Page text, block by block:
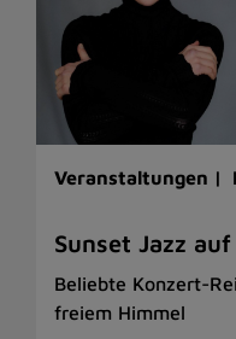
Veranstaltungen |
Sunset Jazz
Beliebte Konzert-
freiem Himmel